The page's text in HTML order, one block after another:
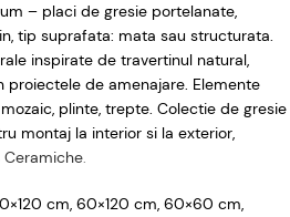
– placi de gresie portelanate,
tip suprafata: mata sau structurata.
inspirate de travertinul natural,
proiectele de amenajare. Elemente
plinte, trepte. Colectie de gresie
montaj la interior si la exterior,
Ceramiche.
cm, 60×120 cm, 60×60 cm,